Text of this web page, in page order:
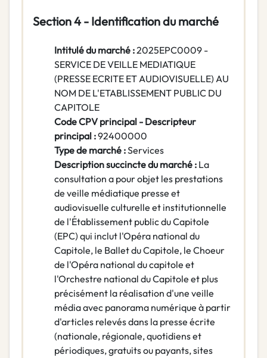
Section 4 - Identification du marché
Intitulé du marché :2025EPC0009 -
SERVICE DE VEILLE MEDIATIQUE
(PRESSE ECRITE ET AUDIOVISUELLE) AU
NOM DE L'ETABLISSEMENT PUBLIC DU
CAPITOLE
Code CPV principal - Descripteur
principal :92400000
Type de marché :Services
Description succincte du marché : La
consultation a pour objet les prestations
de veille médiatique presse et
audiovisuelle culturelle et institutionnelle
de l'Établissement public du Capitole
(EPC) qui inclut l'Opéra national du
Capitole, le Ballet du Capitole, le Choeur
de l'Opéra national du capitole et
l'Orchestre national du Capitole et plus
précisément la réalisation d'une veille
média avec panorama numérique à partir
d'articles relevés dans la presse écrite
(nationale, régionale, quotidiens et
périodiques, gratuits ou payants, sites